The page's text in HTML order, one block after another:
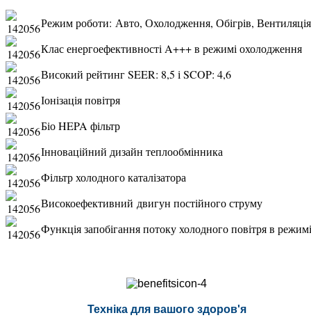
Режим роботи: Авто, Охолодження, Обігрів, Вентиляція
Клас енергоефективності A+++ в режимі охолодження
Високий рейтинг SEER: 8,5 і SCOP: 4,6
Іонізація повітря
Біо HEPA фільтр
Інноваційний дизайн теплообмінника
Фільтр холодного каталізатора
Високоефективний двигун постійного струму
Функція запобігання потоку холодного повітря в режимі
Техніка для вашого здоров'я